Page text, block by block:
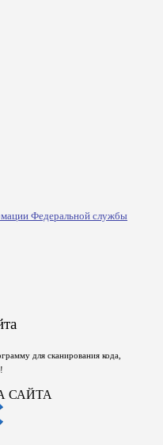
Федеральной службы
для сканирования кода,
САЙТА